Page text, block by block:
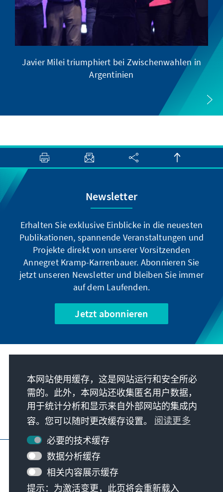
Javier Milei triumphiert bei Zwischenwahlen in
Argentinien
Newsletter
Erhalten Sie exklusive Einblicke in die neuesten
Publikationen, spannende Veranstaltungen und
Projekte direkt von unserer Vorsitzenden
Annegret Kramp-Karrenbauer. Abonnieren Sie
jetzt unseren Newsletter und bleiben Sie immer
auf dem Laufenden.
Jetzt abonnieren
联系
基金会更多项目
版本说明 隐私
Erklärung zur Barrierefreiheit
网站地图
本网站使用缓存，这是网站运行和安全所必
需的。此外，本网站还收集匿名用户数据，
用于统计分析和显示来自外部网站的集成内
容。您可以随时更改缓存设置。 阅读更多
必要的技术缓存
数据分析缓存
相关内容展示缓存
提示：为激活变更，此页将会重新载入